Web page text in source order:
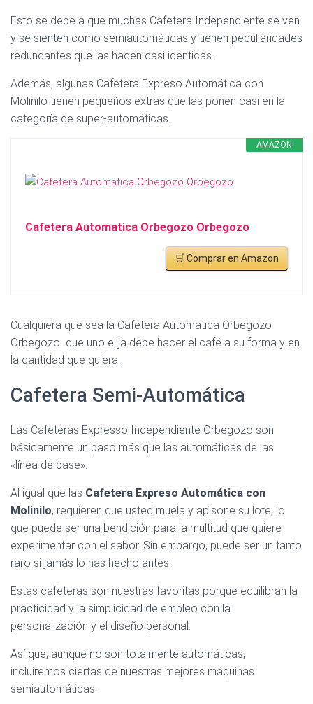
Esto se debe a que muchas Cafetera Independiente se ven
y se sienten como semiautomáticas y tienen peculiaridades
redundantes que las hacen casi idénticas.
Además, algunas Cafetera Expreso Automática con
Molinilo tienen pequeños extras que las ponen casi en la
categoría de super-automáticas.
AMAZON
Cafetera Automatica Orbegozo Orbegozo
🛒 Comprar en Amazon
Cualquiera que sea la Cafetera Automatica Orbegozo
Orbegozo que uno elija debe hacer el café a su forma y en
la cantidad que quiera.
Cafetera Semi-Automática
Las Cafeteras Expresso Independiente Orbegozo son
básicamente un paso más que las automáticas de las
«línea de base».
Al igual que las Cafetera Expreso Automática con
Molinilo, requieren que usted muela y apisone su lote, lo
que puede ser una bendición para la multitud que quiere
experimentar con el sabor. Sin embargo, puede ser un tanto
raro si jamás lo has hecho antes.
Estas cafeteras son nuestras favoritas porque equilibran la
practicidad y la simplicidad de empleo con la
personalización y el diseño personal.
Así que, aunque no son totalmente automáticas,
incluiremos ciertas de nuestras mejores máquinas
semiautomáticas.